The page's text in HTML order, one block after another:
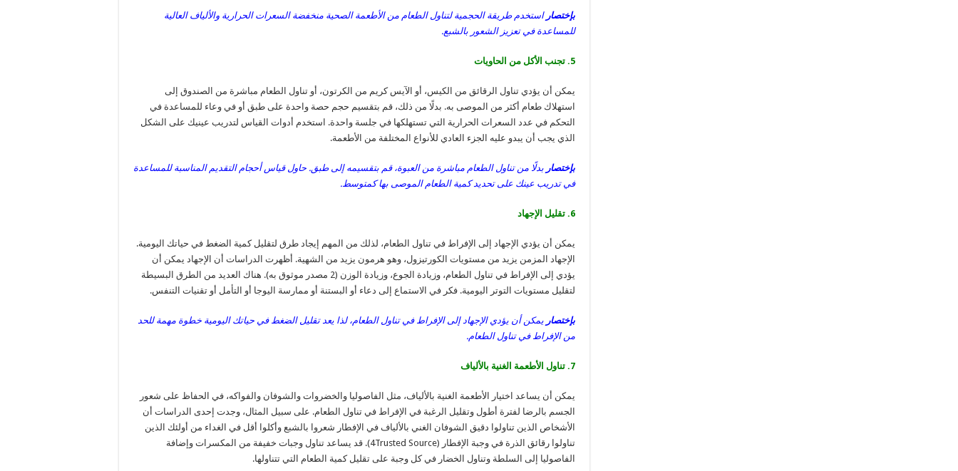
بإختصار استخدم طريقة الحجمية لتناول الطعام من الأطعمة الصحية منخفضة السعرات الحرارية والألياف العالية
للمساعدة في تعزيز الشعور بالشبع.
5. تجنب الأكل من الحاويات
يمكن أن يؤدي تناول الرقائق من الكيس، أو الآيس كريم من الكرتون، أو تناول الطعام مباشرة من الصندوق إلى
استهلاك طعام أكثر من الموصى به. بدلًا من ذلك، قم بتقسيم حجم حصة واحدة على طبق أو في وعاء للمساعدة في
التحكم في عدد السعرات الحرارية التي تستهلكها في جلسة واحدة. استخدم أدوات القياس لتدريب عينيك على الشكل
الذي يجب أن يبدو عليه الجزء العادي للأنواع المختلفة من الأطعمة.
بإختصار بدلًا من تناول الطعام مباشرة من العبوة، قم بتقسيمه إلى طبق. حاول قياس أحجام التقديم المناسبة للمساعدة
في تدريب عينك على تحديد كمية الطعام الموصى بها كمتوسط.
6. تقليل الإجهاد
يمكن أن يؤدي الإجهاد إلى الإفراط في تناول الطعام، لذلك من المهم إيجاد طرق لتقليل كمية الضغط في حياتك اليومية.
الإجهاد المزمن يزيد من مستويات الكورتيزول، وهو هرمون يزيد من الشهية. أظهرت الدراسات أن الإجهاد يمكن أن
يؤدي إلى الإفراط في تناول الطعام، وزيادة الجوع، وزيادة الوزن (2 مصدر موثوق به). هناك العديد من الطرق البسيطة
لتقليل مستويات التوتر اليومية. فكر في الاستماع إلى دعاء أو البستنة أو ممارسة اليوجا أو التأمل أو تقنيات التنفس.
بإختصار يمكن أن يؤدي الإجهاد إلى الإفراط في تناول الطعام، لذا يعد تقليل الضغط في حياتك اليومية خطوة مهمة للحد
من الإفراط في تناول الطعام.
7. تناول الأطعمة الغنية بالألياف
يمكن أن يساعد اختيار الأطعمة الغنية بالألياف، مثل الفاصوليا والخضروات والشوفان والفواكه، في الحفاظ على شعور
الجسم بالرضا لفترة أطول وتقليل الرغبة في الإفراط في تناول الطعام. على سبيل المثال، وجدت إحدى الدراسات أن
الأشخاص الذين تناولوا دقيق الشوفان الغني بالألياف في الإفطار شعروا بالشبع وأكلوا أقل في الغداء من أولئك الذين
تناولوا رقائق الذرة في وجبة الإفطار (4Trusted Source). قد يساعد تناول وجبات خفيفة من المكسرات وإضافة
الفاصوليا إلى السلطة وتناول الخضار في كل وجبة على تقليل كمية الطعام التي تتناولها.